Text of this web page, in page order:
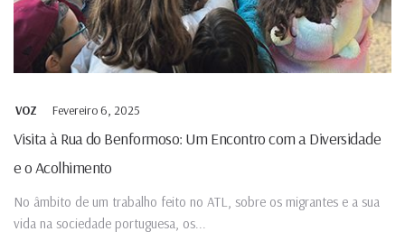
VOZ Fevereiro 6, 2025
Visita à Rua do Benformoso: Um Encontro com a Diversidade
e o Acolhimento
No âmbito de um trabalho feito no ATL, sobre os migrantes e a sua
vida na sociedade portuguesa, os...